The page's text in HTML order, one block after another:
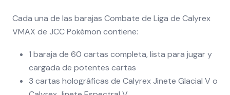
Cada una de las barajas Combate de Liga de Calyrex
VMAX de JCC Pokémon contiene:
1 baraja de 60 cartas completa, lista para jugar y
cargada de potentes cartas
3 cartas holográficas de Calyrex Jinete Glacial V o